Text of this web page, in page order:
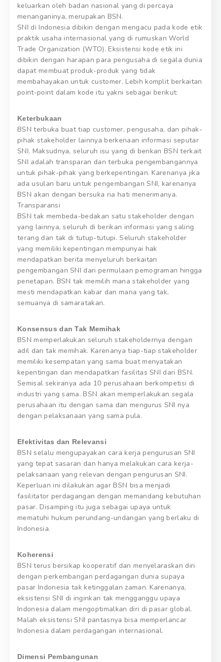
keluarkan oleh badan nasional yang di percaya
menanganinya, merupakan BSN.
SNI di Indonesia dibikin dengan mengacu pada kode etik
praktik usaha internasional yang di rumuskan World
Trade Organization (WTO). Eksistensi kode etik ini
dibikin dengan harapan para pengusaha di segala dunia
dapat membuat produk-produk yang tidak
membahayakan untuk customer. Lebih komplit berkaitan
point-point dalam kode itu yakni sebagai berikut:
Keterbukaan
BSN terbuka buat tiap customer, pengusaha, dan pihak-
pihak stakeholder lainnya berkenaan informasi seputar
SNI. Maksudnya, seluruh isu yang di berikan BSN terkait
SNI adalah transparan dan terbuka pengembangannya
untuk pihak-pihak yang berkepentingan. Karenanya jika
ada usulan baru untuk pengembangan SNI, karenanya
BSN akan dengan bersuka ria hati menerimanya.
Transparansi
BSN tak membeda-bedakan satu stakeholder dengan
yang lainnya, seluruh di berikan informasi yang saling
terang dan tak di tutup-tutupi. Seluruh stakeholder
yang memiliki kepentingan mempunyai hak
mendapatkan berita menyeluruh berkaitan
pengembangan SNI dari permulaan pemograman hingga
penetapan. BSN tak memilih mana stakeholder yang
mesti mendapatkan kabar dan mana yang tak,
semuanya di samaratakan.
Konsensus dan Tak Memihak
BSN memperlakukan seluruh stakeholdernya dengan
adil dan tak memihak. Karenanya tiap-tiap stakeholder
memiliki kesempatan yang sama buat menyatakan
kepentingan dan mendapatkan fasilitas SNI dari BSN.
Semisal sekiranya ada 10 perusahaan berkompetisi di
industri yang sama. BSN akan memperlakukan segala
perusahaan itu dengan sama dan mengurus SNI nya
dengan pelaksanaan yang sama pula.
Efektivitas dan Relevansi
BSN selalu mengupayakan cara kerja pengurusan SNI
yang tepat sasaran dan hanya melakukan cara kerja-
pelaksanaan yang relevan dengan pengurusan SNI.
Keperluan ini dilakukan agar BSN bisa menjadi
fasilitator perdagangan dengan memandang kebutuhan
pasar. Disamping itu juga sebagai upaya untuk
mematuhi hukum perundang-undangan yang berlaku di
Indonesia.
Koherensi
BSN terus bersikap kooperatif dan menyelaraskan diri
dengan perkembangan perdagangan dunia supaya
pasar Indonesia tak ketinggalan zaman. Karenanya,
eksistensi SNI di inginkan tak mengganggu upaya
Indonesia dalam mengoptimalkan diri di pasar global.
Malah eksistensi SNI pantasnya bisa memperlancar
Indonesia dalam perdagangan internasional.
Dimensi Pembangunan